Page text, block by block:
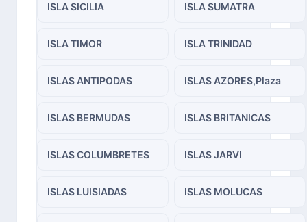
ISLA SICILIA ISLA SUMATRA
ISLA TIMOR ISLA TRINIDAD
ISLAS ANTIPODAS ISLAS AZORES,Plaza
ISLAS BERMUDAS ISLAS BRITANICAS
ISLAS COLUMBRETES ISLAS JARVI
ISLAS LUISIADAS ISLAS MOLUCAS